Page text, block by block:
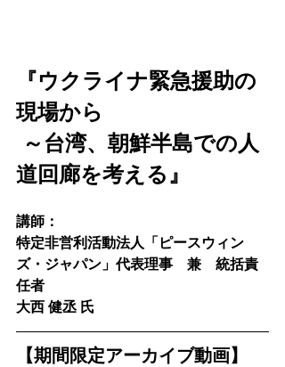
『ウクライナ緊急援助の
現場から
～台湾、朝鮮半島での人
道回廊を考える』
講師：
特定非営利活動法人「ピースウィン
ズ・ジャパン」代表理事　兼　統括責
任者
大西 健丞 氏
【期間限定アーカイブ動画】